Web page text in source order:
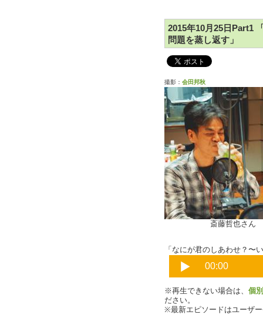
2015年10月25日Part1
問題を蒸し返す」
撮影： 会田邦秋
斎藤哲也
「なにが君のしあわせ？〜
※再生できない場合は、 個
ださい。
※最新エピソードはユーザ